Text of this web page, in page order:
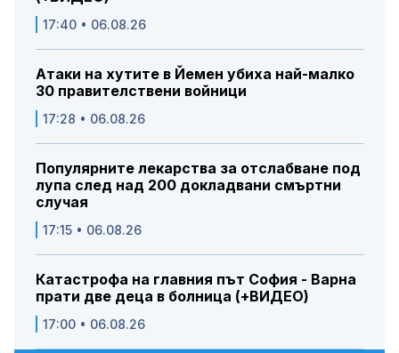
17:40 • 06.08.26
Атаки на хутите в Йемен убиха най-малко
30 правителствени войници
17:28 • 06.08.26
Популярните лекарства за отслабване под
лупа след над 200 докладвани смъртни
случая
17:15 • 06.08.26
Катастрофа на главния път София - Варна
прати две деца в болница (+ВИДЕО)
17:00 • 06.08.26